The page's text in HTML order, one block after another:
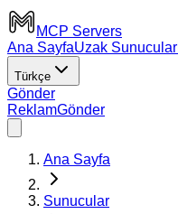
MCP Servers
Ana SayfaUzak Sunucular
Türkçe
Gönder
ReklamGönder
Ana Sayfa
Sunucular